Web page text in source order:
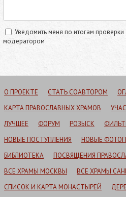
Уведомить меня по итогам проверки
модератором
О ПРОЕКТЕ СТАТЬ СОАВТОРОМ
КАРТА ПРАВОСЛАВНЫХ ХРАМОВ
ЛУЧШЕЕ
ФОРУМ РОЗЫСК
НОВЫЕ ПОСТУПЛЕНИЯ
НОВЫЕ
БИБЛИОТЕКА
ПОСВЯЩЕНИЯ
ВСЕ ХРАМЫ МОСКВЫ
ВСЕ ХРАМЫ
СПИСОК И КАРТА МОНАСТЫРЕЙ